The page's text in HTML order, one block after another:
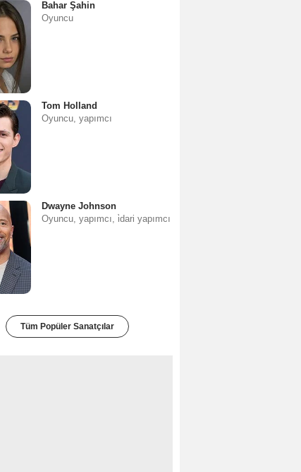
Bahar Şahin
Oyuncu
Tom Holland
Oyuncu, yapımcı
Dwayne Johnson
Oyuncu, yapımcı, i̇dari yapımcı
Tüm Popüler Sanatçılar